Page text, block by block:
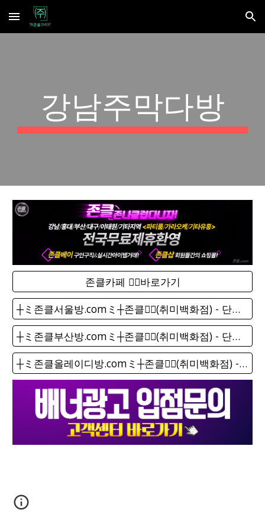
Skip to main content Skip to navigation
강남주막다방
존클카페 ❤️‍🔥바로가기
┼ミ존클서울방.comミ┼존클❤️‍🔥(취미백화점) - 단톡방
┼ミ존클부산방.comミ┼존클❤️‍🔥(취미백화점) - 단톡방
┼ミ존클올레이디방.comミ┼존클❤️‍🔥(취미백화점) - 단톡방